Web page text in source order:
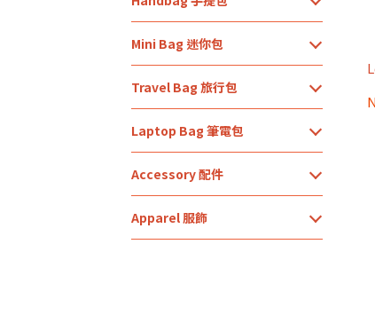
Mini Bag 迷你包
Travel Bag 旅行包
Laptop Bag 筆電包
Accessory 配件
Apparel 服飾